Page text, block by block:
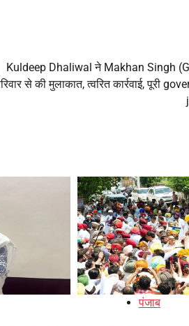
Kuldeep Dhaliwal ने Makhan Singh
से की मुलाकात, त्वरित कार्रवाई, पूरी
पंजाब